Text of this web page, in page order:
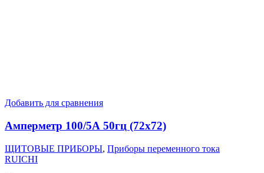
Добавить для сравнения
Амперметр 100/5А 50гц (72х72)
ЩИТОВЫЕ ПРИБОРЫ, Приборы переменного тока
RUICHI